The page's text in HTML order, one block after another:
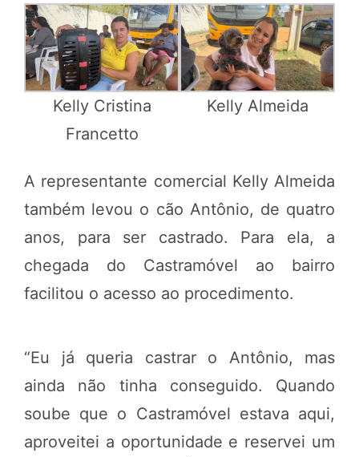
Kelly Cristina
Francetto
Kelly Almeida
A representante comercial Kelly Almeida
também levou o cão Antônio, de quatro
anos, para ser castrado. Para ela, a
chegada do Castramóvel ao bairro
facilitou o acesso ao procedimento.
“Eu já queria castrar o Antônio, mas
ainda não tinha conseguido. Quando
soube que o Castramóvel estava aqui,
aproveitei a oportunidade e reservei um